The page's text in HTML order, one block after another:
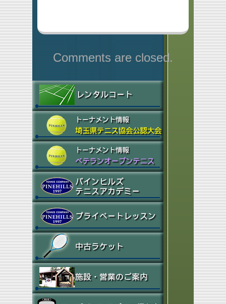
Comments are closed.